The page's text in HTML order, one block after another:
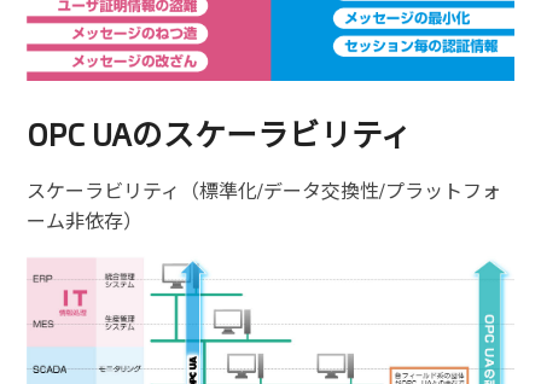
OPC UAのスケーラビリティ
スケーラビリティ（標準化/データ交換性/プラットフォ
ーム非依存）